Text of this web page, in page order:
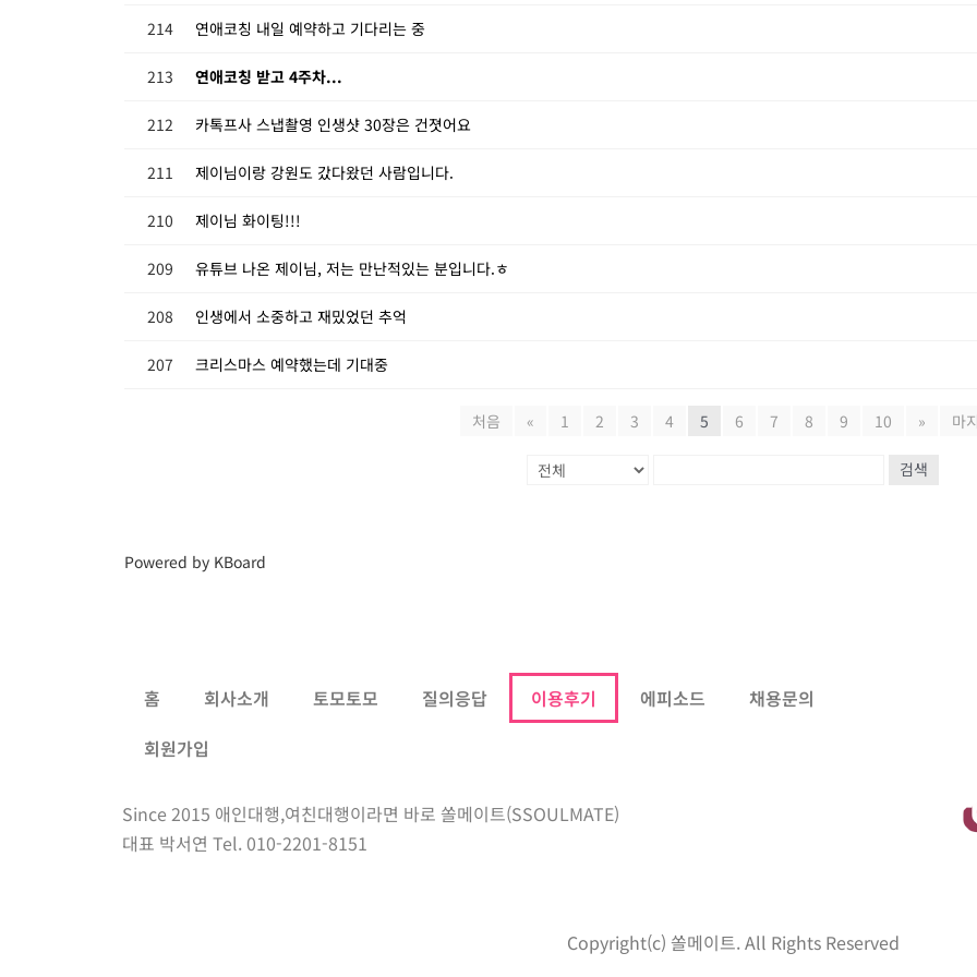
214 연애코칭 내일 예약하고 기다리는 중
213 연애코칭 받고 4주차...
212 카톡프사 스냅촬영 인생샷 30장은 건졋어요
211 제이님이랑 강원도 갔다왔던 사람입니다.
210 제이님 화이팅!!!
209 유튜브 나온 제이님, 저는 만난적있는 분입니다.ㅎ
208 인생에서 소중하고 재밌었던 추억
207 크리스마스 예약했는데 기대중
처음 « 1 2 3 4 5 6 7 8 9 10 » 마
검색
Powered by KBoard
홈 회사소개 토모토모 질의응답 이용후기 에피소드
채용문의
회원가입
Since 2015 애인대행,여친대행이라면 바로 쏠메이트(SSOULMATE)
대표 박서연 Tel. 010-2201-8151
Copyright(c) 쏠메이트. All Rights Reserved